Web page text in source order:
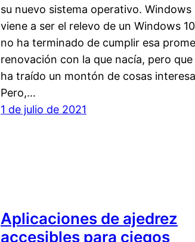
su nuevo sistema operativo. Windows
viene a ser el relevo de un Windows
no ha terminado de cumplir esa
renovación con la que nacía, pero que
ha traído un montón de cosas
Pero,…
1 de julio de 2021
Aplicaciones de ajedrez
accesibles para ciegos